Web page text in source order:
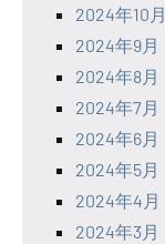
2024年10月
2024年9月
2024年8月
2024年7月
2024年6月
2024年5月
2024年4月
2024年3月